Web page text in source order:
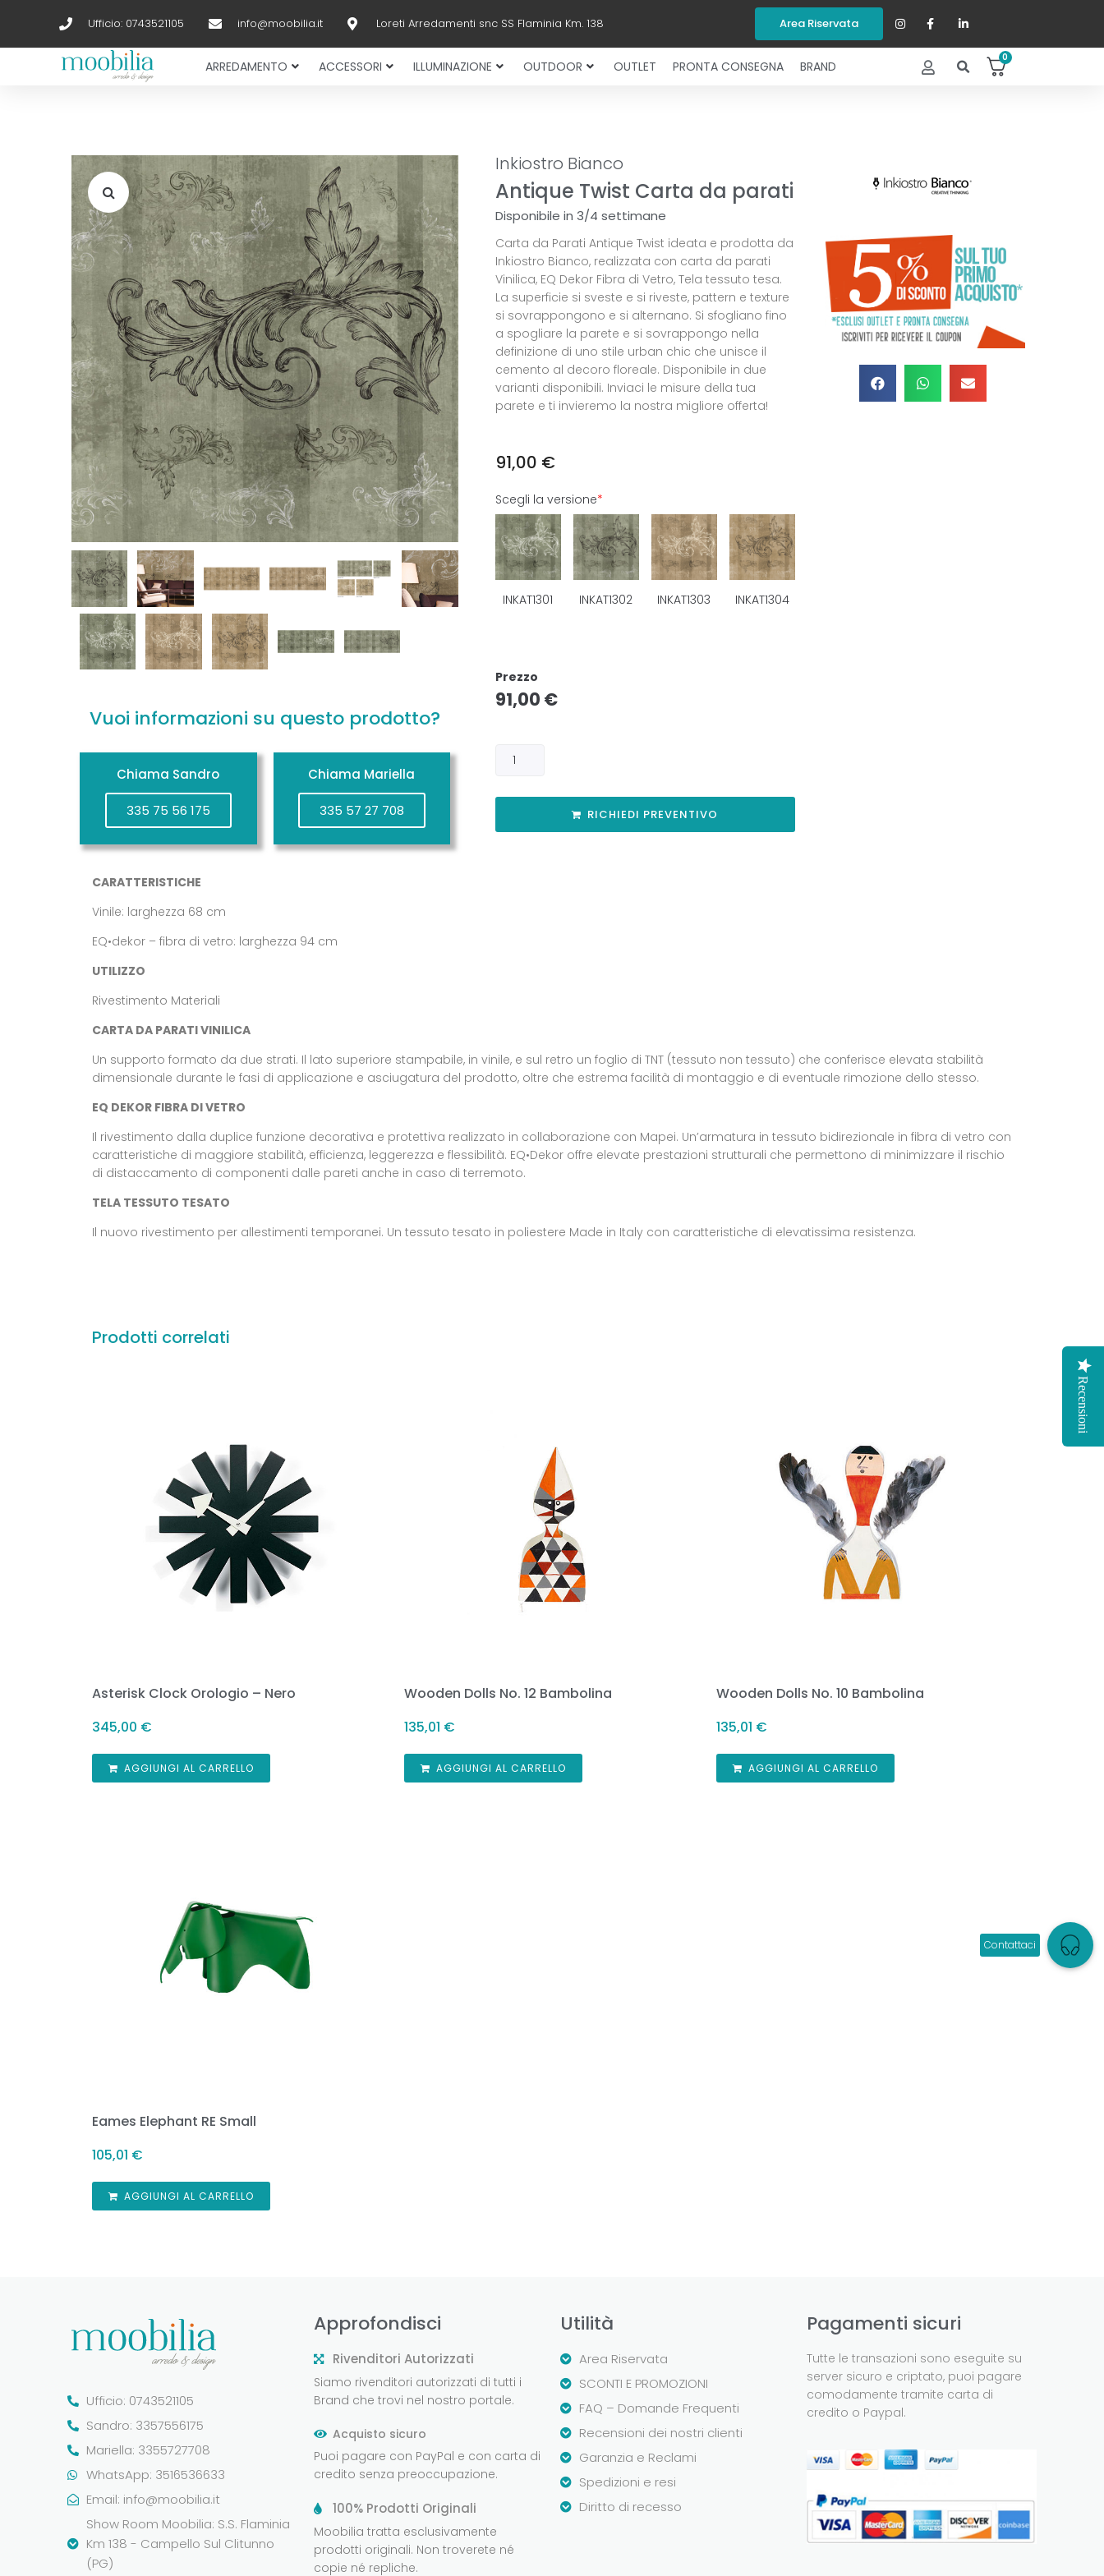
Ufficio: 0743521105 info@moobilia.it Loreti Arredamenti snc SS Flaminia Km. 138 Area Riservata
ARREDAMENTO ACCESSORI ILLUMINAZIONE OUTDOOR OUTLET PRONTA CONSEGNA BRAND
0
Vuoi informazioni su questo prodotto?
Chiama Sandro
335 75 56 175
Chiama Mariella
335 57 27 708
Inkiostro Bianco
Antique Twist Carta da parati
Disponibile in 3/4 settimane
Carta da Parati Antique Twist ideata e prodotta da
Inkiostro Bianco, realizzata con carta da parati
Vinilica, EQ Dekor Fibra di Vetro, Tela tessuto tesa.
La superficie si sveste e si riveste, pattern e texture
si sovrappongono e si alternano. Si sfogliano fino
a spogliare la parete e si sovrappongo nella
definizione di uno stile urban chic che unisce il
cemento al decoro floreale. Disponibile in due
varianti disponibili. Inviaci le misure della tua
parete e ti invieremo la nostra migliore offerta!
91,00 €
Scegli la versione*
INKAT1301 INKAT1302 INKAT1303 INKAT1304
Prezzo
91,00 €
RICHIEDI PREVENTIVO
CARATTERISTICHE
Vinile: larghezza 68 cm
EQ•dekor – fibra di vetro: larghezza 94 cm
UTILIZZO
Rivestimento Materiali
CARTA DA PARATI VINILICA
Un supporto formato da due strati. Il lato superiore stampabile, in vinile, e sul retro un foglio di TNT (tessuto non tessuto) che conferisce elevata stabilità
dimensionale durante le fasi di applicazione e asciugatura del prodotto, oltre che estrema facilità di montaggio e di eventuale rimozione dello stesso.
EQ DEKOR FIBRA DI VETRO
Il rivestimento dalla duplice funzione decorativa e protettiva realizzato in collaborazione con Mapei. Un’armatura in tessuto bidirezionale in fibra di vetro con
caratteristiche di maggiore stabilità, efficienza, leggerezza e flessibilità. EQ•Dekor offre elevate prestazioni strutturali che permettono di minimizzare il rischio
di distaccamento di componenti dalle pareti anche in caso di terremoto.
TELA TESSUTO TESATO
Il nuovo rivestimento per allestimenti temporanei. Un tessuto tesato in poliestere Made in Italy con caratteristiche di elevatissima resistenza.
Prodotti correlati
Asterisk Clock Orologio – Nero
345,00 €
AGGIUNGI AL CARRELLO
Wooden Dolls No. 12 Bambolina
135,01 €
AGGIUNGI AL CARRELLO
Wooden Dolls No. 10 Bambolina
135,01 €
AGGIUNGI AL CARRELLO
Eames Elephant RE Small
105,01 €
AGGIUNGI AL CARRELLO
Ufficio: 0743521105
Sandro: 3357556175
Mariella: 3355727708
WhatsApp: 3516536633
Email: info@moobilia.it
Show Room Moobilia: S.S. Flaminia
Km 138 - Campello Sul Clitunno
(PG)
Approfondisci
Rivenditori Autorizzati
Siamo rivenditori autorizzati di tutti i
Brand che trovi nel nostro portale.
Acquisto sicuro
Puoi pagare con PayPal e con carta di
credito senza preoccupazione.
100% Prodotti Originali
Moobilia tratta esclusivamente
prodotti originali. Non troverete né
copie né repliche.
Utilità
Area Riservata
SCONTI E PROMOZIONI
FAQ – Domande Frequenti
Recensioni dei nostri clienti
Garanzia e Reclami
Spedizioni e resi
Diritto di recesso
Pagamenti sicuri
Tutte le transazioni sono eseguite su
server sicuro e criptato, puoi pagare
comodamente tramite carta di
credito o Paypal.
Recensioni